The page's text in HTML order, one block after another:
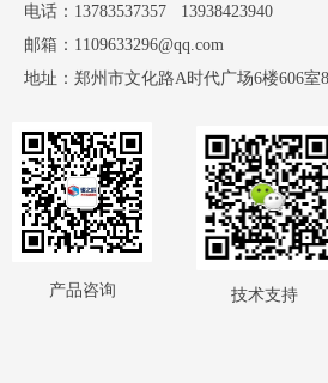
电话：13783537357 13938423940
邮箱：1109633296@qq.com
地址：郑州市文化路A时代广场6楼606室
产品咨询 技术支持